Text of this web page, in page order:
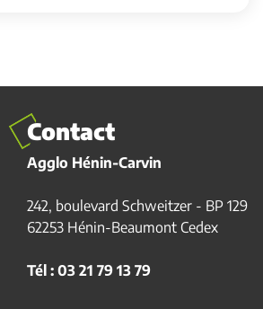
Contact
Agglo Hénin-Carvin
242, boulevard Schweitzer - BP 129
62253 Hénin-Beaumont Cedex
Tél : 03 21 79 13 79